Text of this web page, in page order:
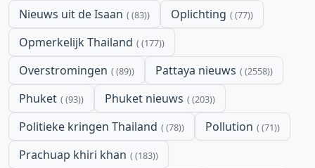
Nieuws uit de Isaan (83) Oplichting (77)
Opmerkelijk Thailand (177)
Overstromingen (89) Pattaya nieuws (2558)
Phuket (93) Phuket nieuws (203)
Politieke kringen Thailand (78) Pollution (71)
Prachuap khiri khan (183)